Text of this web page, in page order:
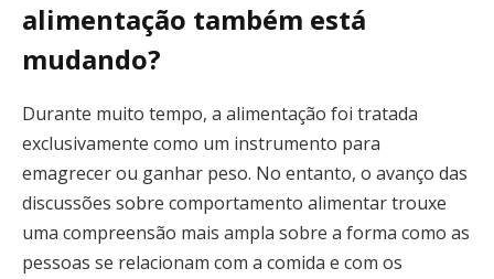
alimentação também está
mudando?
Durante muito tempo, a alimentação foi tratada
exclusivamente como um instrumento para
emagrecer ou ganhar peso. No entanto, o avanço das
discussões sobre comportamento alimentar trouxe
uma compreensão mais ampla sobre a forma como as
pessoas se relacionam com a comida e com os